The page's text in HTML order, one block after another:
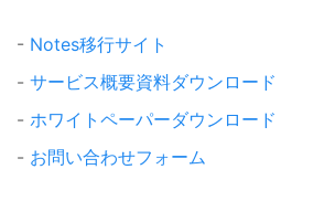
- Notes移行サイト
- サービス概要資料ダウンロード
- ホワイトペーパーダウンロード
- お問い合わせフォーム